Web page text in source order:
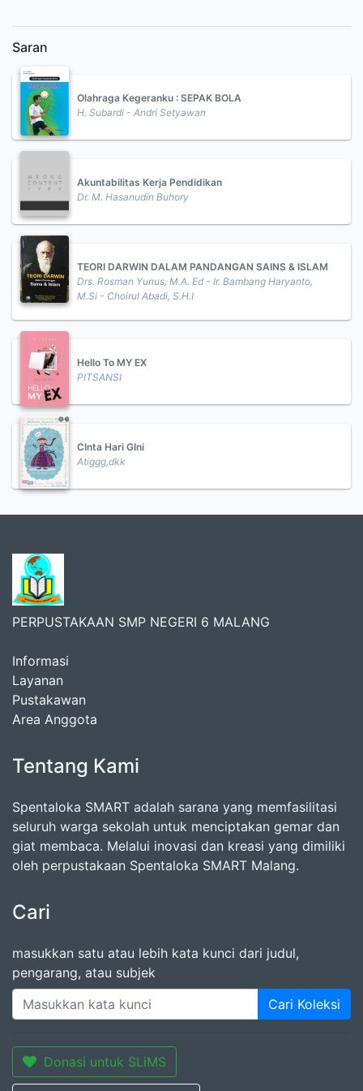
Saran
Olahraga Kegeranku : SEPAK BOLA
H. Subardi - Andri Setyawan
Akuntabilitas Kerja Pendidikan
Dr. M. Hasanudin Buhory
TEORI DARWIN DALAM PANDANGAN SAINS & ISLAM
Drs. Rosman Yunus, M.A. Ed - Ir. Bambang Haryanto,
M.Si - Choirul Abadi, S.H.I
Hello To MY EX
PITSANSI
CInta Hari GIni
Atiggg,dkk
PERPUSTAKAAN SMP NEGERI 6 MALANG
Informasi
Layanan
Pustakawan
Area Anggota
Tentang Kami
Spentaloka SMART adalah sarana yang memfasilitasi
seluruh warga sekolah untuk menciptakan gemar dan
giat membaca. Melalui inovasi dan kreasi yang dimiliki
oleh perpustakaan Spentaloka SMART Malang.
Cari
masukkan satu atau lebih kata kunci dari judul,
pengarang, atau subjek
Cari Koleksi
Donasi untuk SLiMS